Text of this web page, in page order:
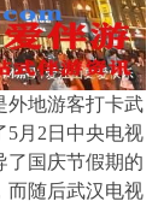
外地游客打卡武
5月2日中央电视
了国庆节假期的
而随后武汉电视